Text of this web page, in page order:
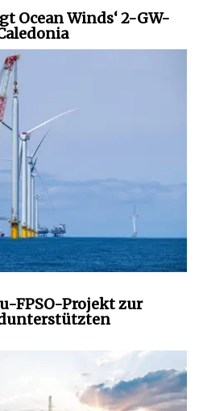
Ocean Winds‘ 2-GW-
FPSO-Projekt zur